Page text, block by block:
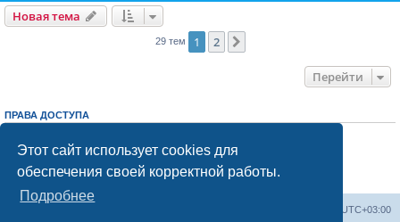
Этот сайт использует cookies для
обеспечения своей корректной работы.
Подробнее
Новая тема
29 тем 1 2
Перейти
ПРАВА ДОСТУПА
Выне можетеотвечать на сообщения
Выне можетередактировать свои сообщения
Выне можетеудалять свои сообщения
добавлять вложения
UTC+03:00